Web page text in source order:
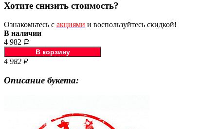
Хотите снизить стоимость?
Ознакомьтесь с акциями и воспользуйтесь скидкой!
В наличии
4 982 Р
4 982 Р
Описание букета: